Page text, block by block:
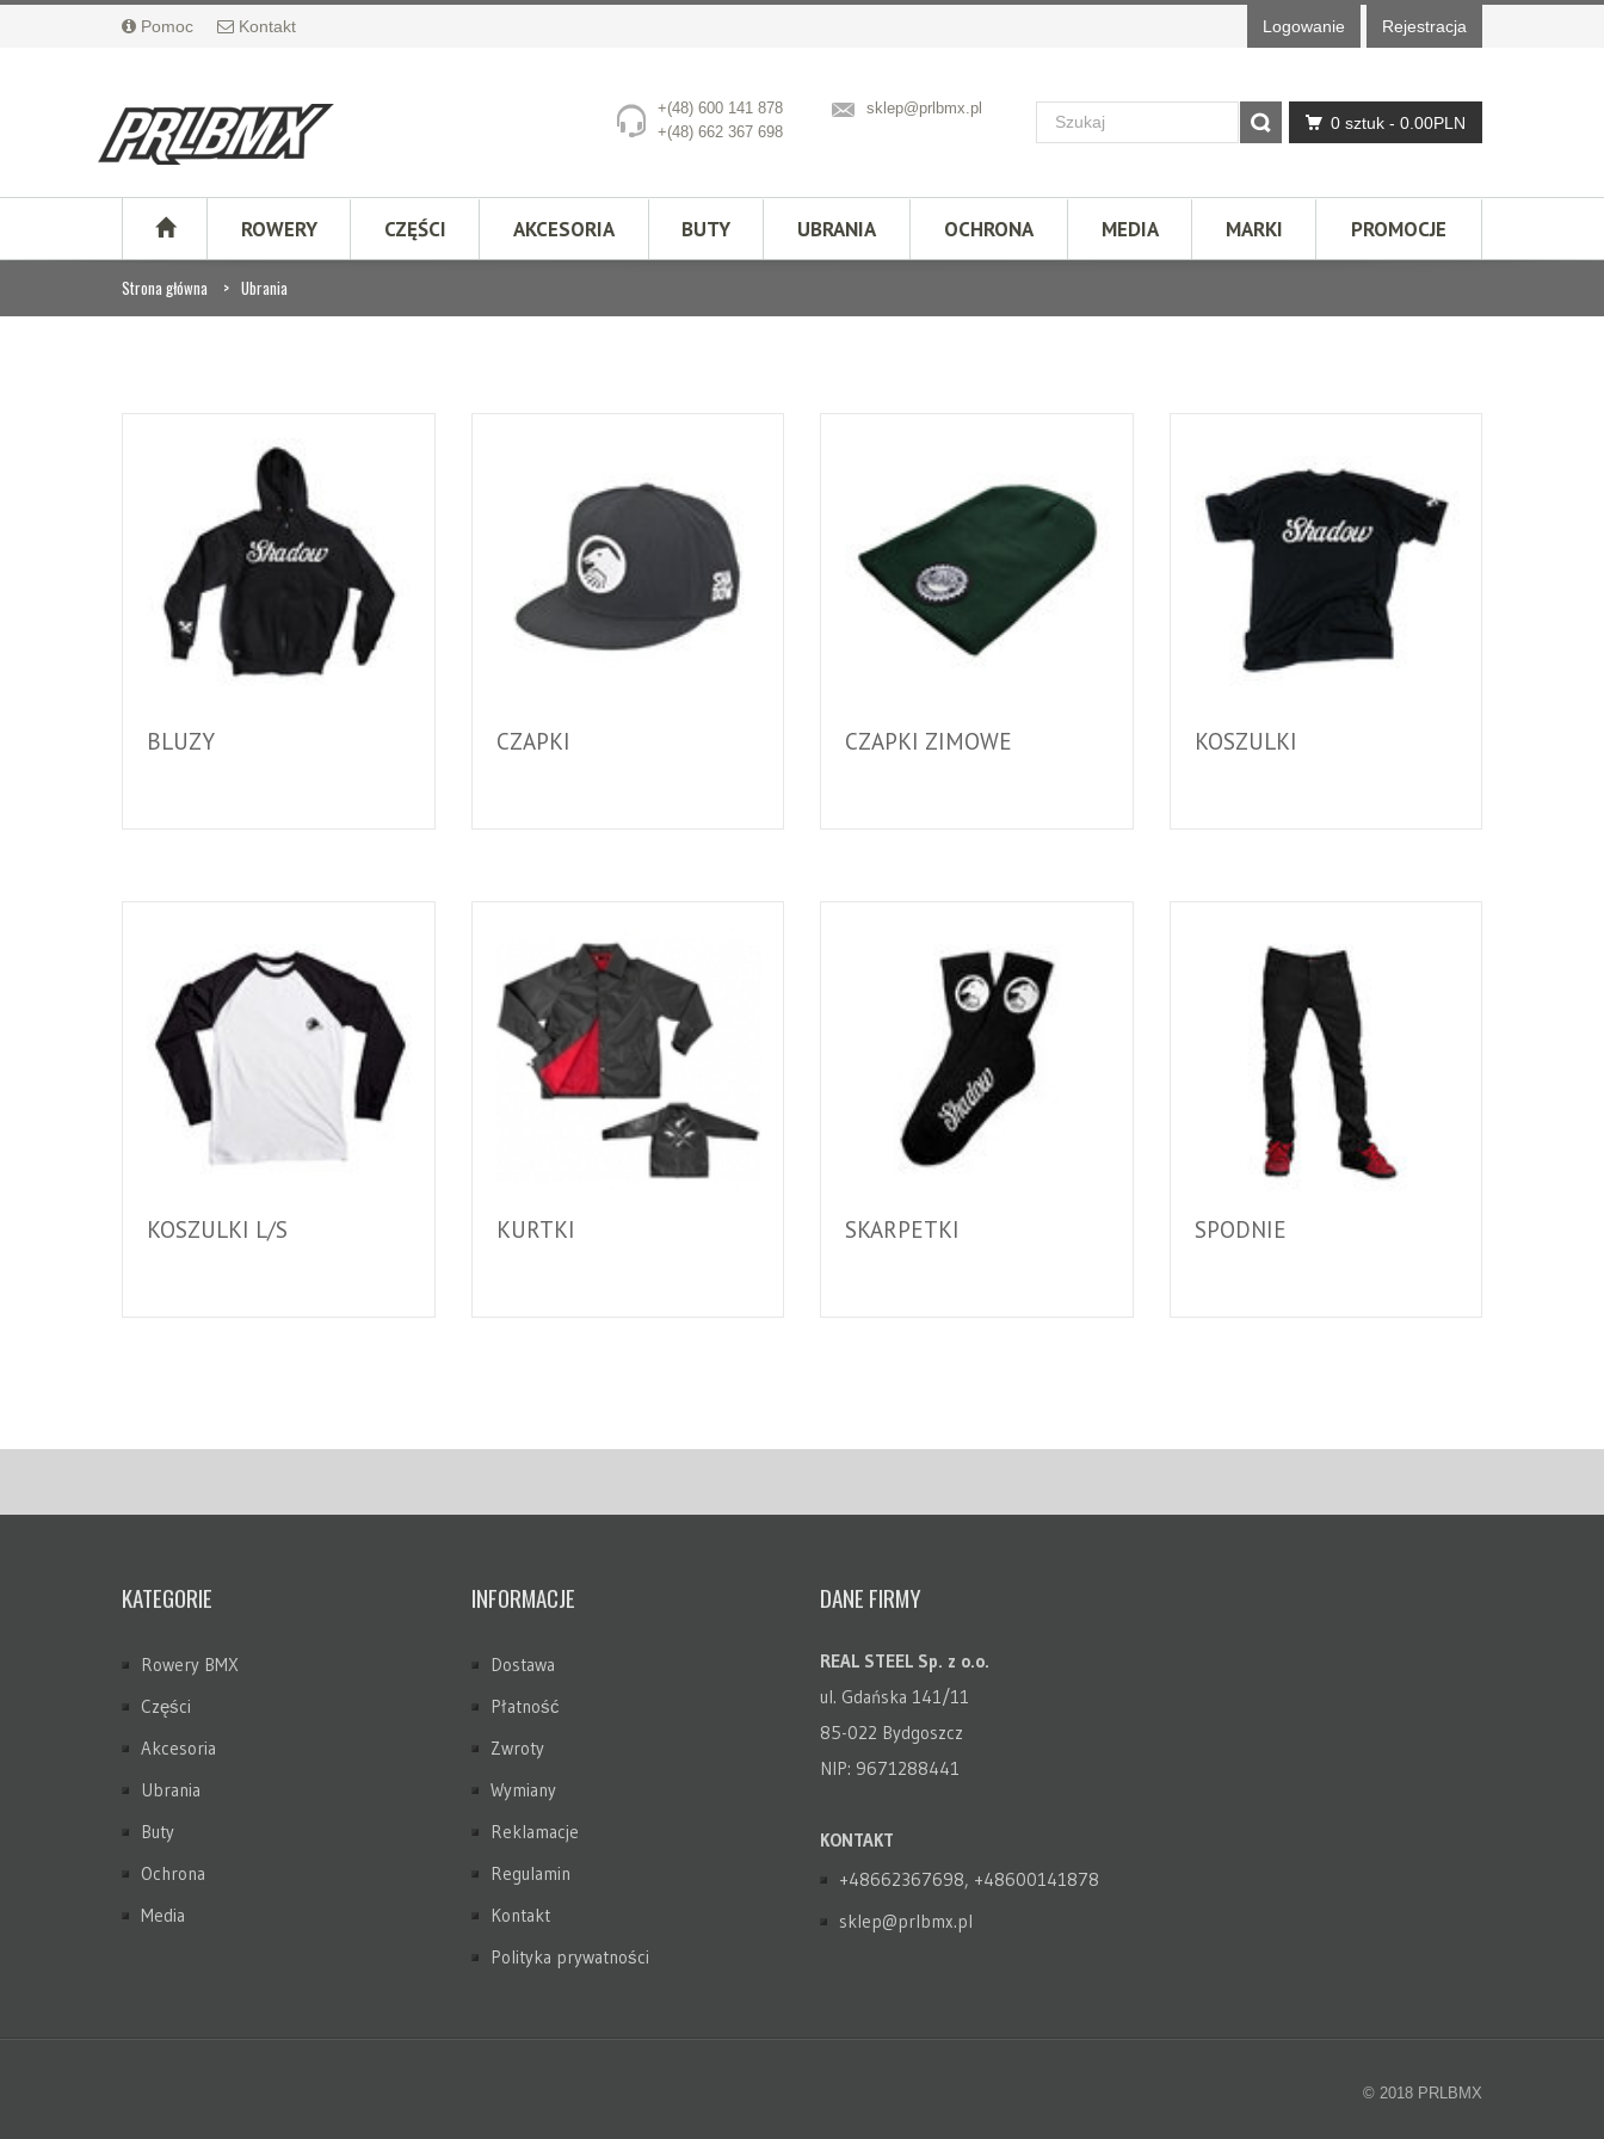
Pomoc Kontakt Logowanie Rejestracja
0 sztuk - 0.00PLN
sklep@prlbmx.pl
+(48) 600 141 878
+(48) 662 367 698
ROWERY CZĘŚCI AKCESORIA BUTY UBRANIA OCHRONA MEDIA MARKI PROMOCJE
Strona główna Ubrania
BLUZY CZAPKI CZAPKI ZIMOWE KOSZULKI
KOSZULKI L/S KURTKI SKARPETKI SPODNIE
KATEGORIE
Rowery BMX
Części
Akcesoria
Ubrania
Buty
Ochrona
Media
INFORMACJE
Dostawa
Płatność
Zwroty
Wymiany
Reklamacje
Regulamin
Kontakt
Polityka prywatności
DANE FIRMY
REAL STEEL Sp. z o.o.
ul. Gdańska 141/11
85-022 Bydgoszcz
NIP: 9671288441
KONTAKT
+48662367698, +48600141878
sklep@prlbmx.pl
© 2018 PRLBMX